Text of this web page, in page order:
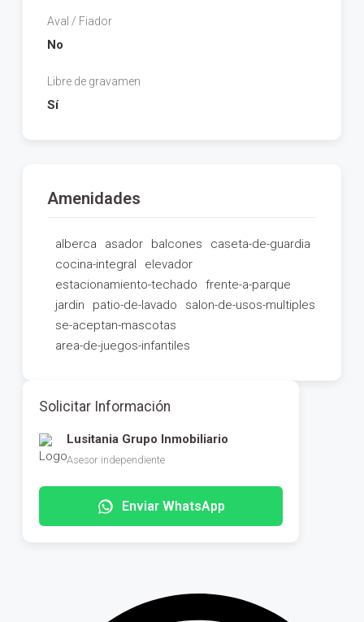
Aval / Fiador
No
Libre de gravamen
Sí
Amenidades
alberca asador balcones
caseta-de-guardia
cocina-integral
elevador
estacionamiento-techado
frente-a-parque
jardin
patio-de-lavado
salon-de-usos-multiples
se-aceptan-mascotas
area-de-juegos-infantiles
Solicitar Información
Lusitania Grupo Inmobiliario
Asesor independiente
Enviar WhatsApp